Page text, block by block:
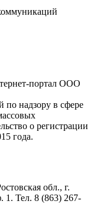
портал ООО
по надзору в сфере
о регистрации
года.
обл., г.
1. Тел. 8 (863) 267-